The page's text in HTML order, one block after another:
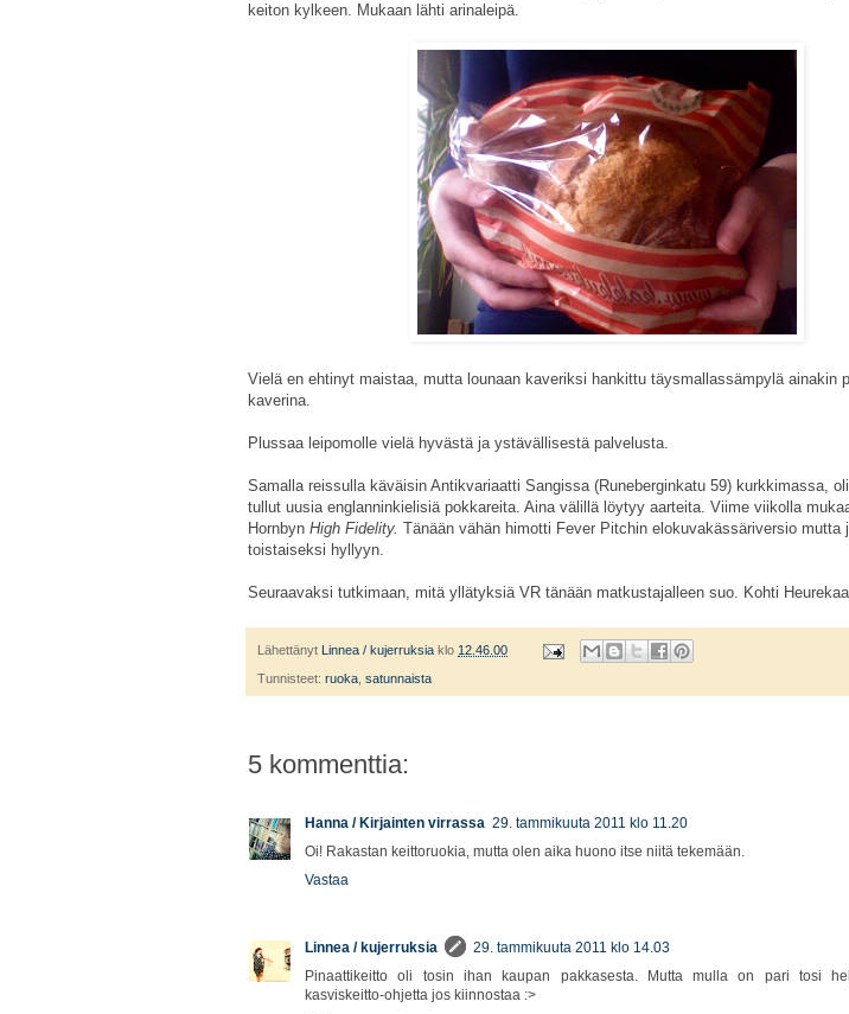
keiton kylkeen. Mukaan lähti arinaleipä.
Vielä en ehtinyt maistaa, mutta lounaan kaveriksi hankittu täysmallassämpylä ainakin
kaverina.
Plussaa leipomolle vielä hyvästä ja ystävällisestä palvelusta.
Samalla reissulla käväisin Antikvariaatti Sangissa (Runeberginkatu 59) kurkkimassa,
tullut uusia englanninkielisiä pokkareita. Aina välillä löytyy aarteita. Viime viikolla
Hornbyn High Fidelity. Tänään vähän himotti Fever Pitchin elokuvakässäriversio mutta
toistaiseksi hyllyyn.
Seuraavaksi tutkimaan, mitä yllätyksiä VR tänään matkustajalleen suo. Kohti
Lähettänyt Linnea / kujerruksia klo 12.46.00
Tunnisteet: ruoka, satunnaista
5 kommenttia:
Hanna / Kirjainten virrassa 29. tammikuuta 2011 klo 11.20
Oi! Rakastan keittoruokia, mutta olen aika huono itse niitä tekemään.
Vastaa
Linnea / kujerruksia
29. tammikuuta 2011 klo 14.03
Pinaattikeitto oli tosin ihan kaupan pakkasesta. Mutta mulla on pari tosi
kasviskeitto-ohjetta jos kiinnostaa :>